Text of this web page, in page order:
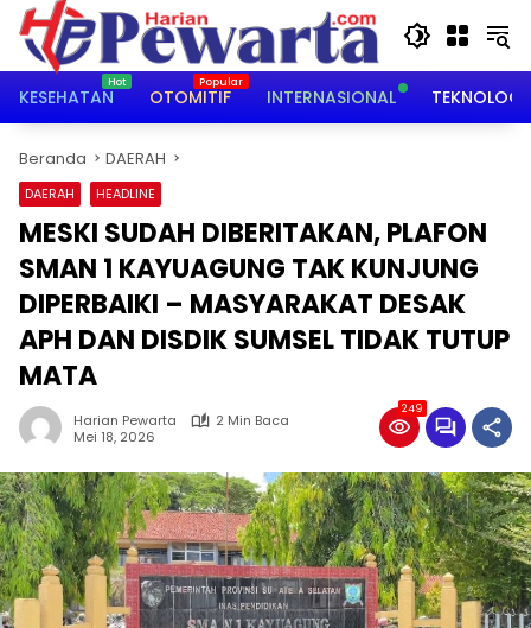
Langsung
konten
KESEHATAN
OTOMITIF INTERNASIONAL TEKNOLOGI
Beranda DAERAH
DAERAH HEADLINE
MESKI SUDAH DIBERITAKAN, PLAFON
SMAN 1 KAYUAGUNG TAK KUNJUNG
DIPERBAIKI – MASYARAKAT DESAK
APH DAN DISDIK SUMSEL TIDAK TUTUP
MATA
Harian Pewarta
2 Min Baca
Mei 18, 2026
249